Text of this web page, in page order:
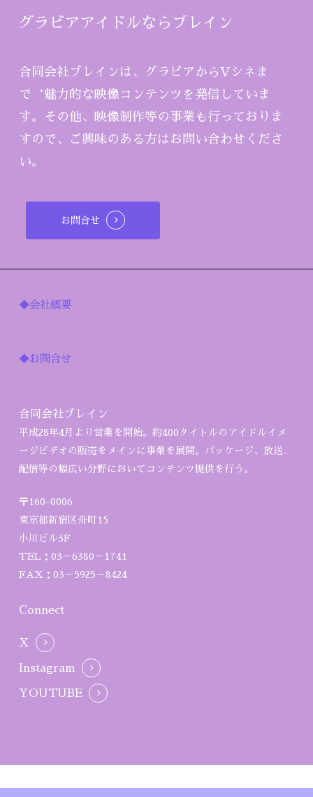
グラビアアイドルならブレイン
合同会社ブレインは、グラビアからVシネま
で‘魅力的な映像コンテンツを発信していま
す。その他、映像制作等の事業も行っておりま
すので、ご興味のある方はお問い合わせくださ
い。
お問合せ
◆会社概要
◆お問合せ
合同会社ブレイン
平成28年4月より営業を開始。約400タイトルのアイドルイメ
ージビデオの販売をメインに事業を展開。パッケージ、放送、
配信等の幅広い分野においてコンテンツ提供を行う。
〒160-0006
東京都新宿区舟町15
小川ビル3F
TEL：03－6380－1741
FAX：03－5925－8424
Connect
X
Instagram
YOUTUBE